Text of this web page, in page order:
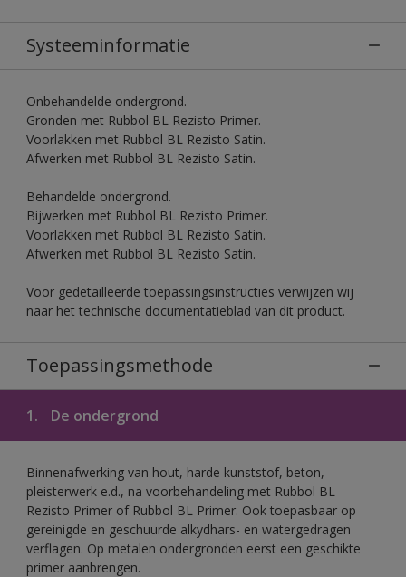
Systeeminformatie
Onbehandelde ondergrond.
Gronden met Rubbol BL Rezisto Primer.
Voorlakken met Rubbol BL Rezisto Satin.
Afwerken met Rubbol BL Rezisto Satin.
Behandelde ondergrond.
Bijwerken met Rubbol BL Rezisto Primer.
Voorlakken met Rubbol BL Rezisto Satin.
Afwerken met Rubbol BL Rezisto Satin.
Voor gedetailleerde toepassingsinstructies verwijzen wij
naar het technische documentatieblad van dit product.
Toepassingsmethode
1. De ondergrond
Binnenafwerking van hout, harde kunststof, beton,
pleisterwerk e.d., na voorbehandeling met Rubbol BL
Rezisto Primer of Rubbol BL Primer. Ook toepasbaar op
gereinigde en geschuurde alkydhars- en watergedragen
verflagen. Op metalen ondergronden eerst een geschikte
primer aanbrengen.